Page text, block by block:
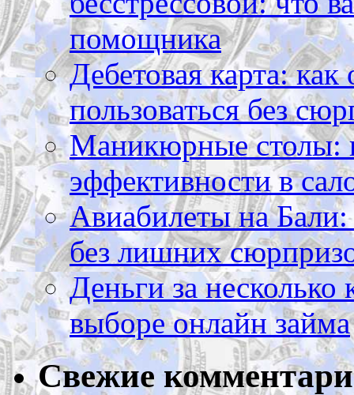
помощника
Дебетовая карта:
пользоваться без
Маникюрные столы:
эффективности в
Авиабилеты на Бали:
без лишних
Деньги за
выборе онлайн займа
Свежие